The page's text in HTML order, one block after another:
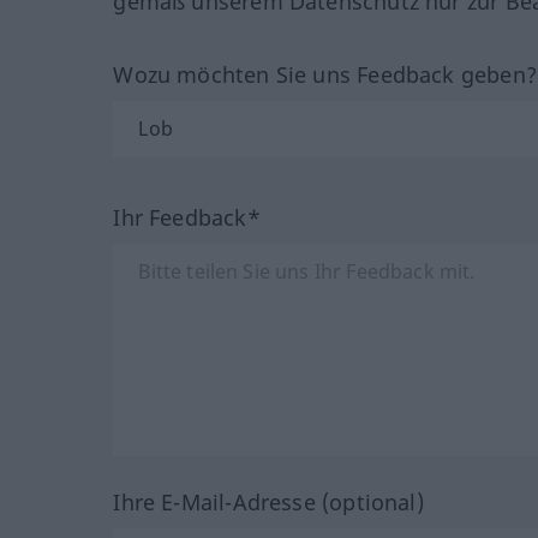
Wozu möchten Sie uns Feedback
Ihr Feedback*
Ihre E-Mail-Adresse (optional)